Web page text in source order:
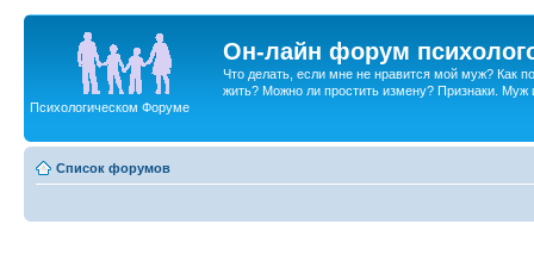
Он-лайн форум
Что делать, если мне не нравится мой муж? Как
жить? Можно ли простить измену? Признаки. Муж
Психологическом Форуме
Список форумов